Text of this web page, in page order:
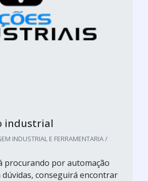
industrial
INDUSTRIAL E FERRAMENTARIA /
procurando por automação
conseguirá encontrar